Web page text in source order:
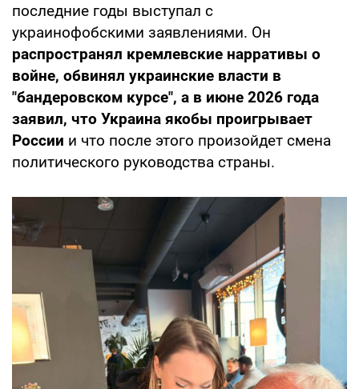
последние годы выступал с
украинофобскими заявлениями. Он
распространял кремлевские нарративы о
войне, обвинял украинские власти в
"бандеровском курсе", а в июне 2026 года
заявил, что Украина якобы проигрывает
России и что после этого произойдет смена
политического руководства страны.